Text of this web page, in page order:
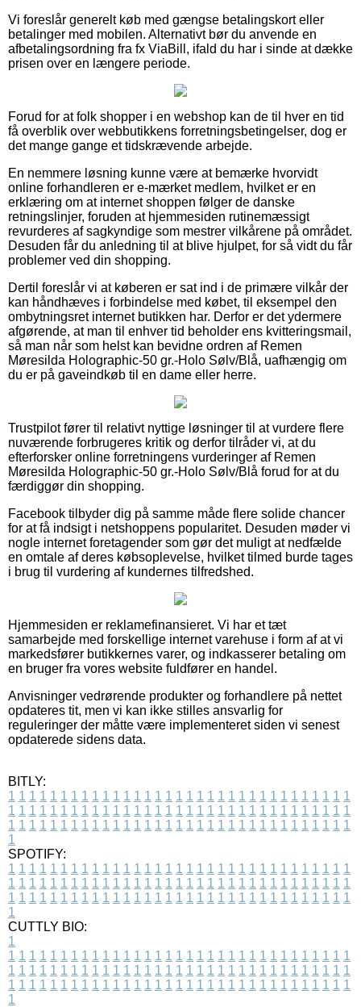
Vi foreslår generelt køb med gængse betalingskort eller
betalinger med mobilen. Alternativt bør du anvende en
afbetalingsordning fra fx ViaBill, ifald du har i sinde at dække
prisen over en længere periode.
Forud for at folk shopper i en webshop kan de til hver en tid
få overblik over webbutikkens forretningsbetingelser, dog er
det mange gange et tidskrævende arbejde.
En nemmere løsning kunne være at bemærke hvorvidt
online forhandleren er e-mærket medlem, hvilket er en
erklæring om at internet shoppen følger de danske
retningslinjer, foruden at hjemmesiden rutinemæssigt
revurderes af sagkyndige som mestrer vilkårene på området.
Desuden får du anledning til at blive hjulpet, for så vidt du får
problemer ved din shopping.
Dertil foreslår vi at køberen er sat ind i de primære vilkår der
kan håndhæves i forbindelse med købet, til eksempel den
ombytningsret internet butikken har. Derfor er det ydermere
afgørende, at man til enhver tid beholder ens kvitteringsmail,
så man når som helst kan bevidne ordren af Remen
Møresilda Holographic-50 gr.-Holo Sølv/Blå, uafhængig om
du er på gaveindkøb til en dame eller herre.
Trustpilot fører til relativt nyttige løsninger til at vurdere flere
nuværende forbrugeres kritik og derfor tilråder vi, at du
efterforsker online forretningens vurderinger af Remen
Møresilda Holographic-50 gr.-Holo Sølv/Blå forud for at du
færdiggør din shopping.
Facebook tilbyder dig på samme måde flere solide chancer
for at få indsigt i netshoppens popularitet. Desuden møder vi
nogle internet foretagender som gør det muligt at nedfælde
en omtale af deres købsoplevelse, hvilket tilmed burde tages
i brug til vurdering af kundernes tilfredshed.
Hjemmesiden er reklamefinansieret. Vi har et tæt
samarbejde med forskellige internet varehuse i form af at vi
markedsfører butikkernes varer, og indkasserer betaling om
en bruger fra vores website fuldfører en handel.
Anvisninger vedrørende produkter og forhandlere på nettet
opdateres tit, men vi kan ikke stilles ansvarlig for
reguleringer der måtte være implementeret siden vi senest
opdaterede sidens data.
BITLY:
1 1 1 1 1 1 1 1 1 1 1 1 1 1 1 1 1 1 1 1 1 1 1 1 1 1 1 1 1 1 1 1 1
1 1 1 1 1 1 1 1 1 1 1 1 1 1 1 1 1 1 1 1 1 1 1 1 1 1 1 1 1 1 1 1 1
1 1 1 1 1 1 1 1 1 1 1 1 1 1 1 1 1 1 1 1 1 1 1 1 1 1 1 1 1 1 1 1 1
1
SPOTIFY:
1 1 1 1 1 1 1 1 1 1 1 1 1 1 1 1 1 1 1 1 1 1 1 1 1 1 1 1 1 1 1 1 1
1 1 1 1 1 1 1 1 1 1 1 1 1 1 1 1 1 1 1 1 1 1 1 1 1 1 1 1 1 1 1 1 1
1 1 1 1 1 1 1 1 1 1 1 1 1 1 1 1 1 1 1 1 1 1 1 1 1 1 1 1 1 1 1 1 1
1
CUTTLY BIO:
1
1 1 1 1 1 1 1 1 1 1 1 1 1 1 1 1 1 1 1 1 1 1 1 1 1 1 1 1 1 1 1 1 1
1 1 1 1 1 1 1 1 1 1 1 1 1 1 1 1 1 1 1 1 1 1 1 1 1 1 1 1 1 1 1 1 1
1 1 1 1 1 1 1 1 1 1 1 1 1 1 1 1 1 1 1 1 1 1 1 1 1 1 1 1 1 1 1 1 1
1